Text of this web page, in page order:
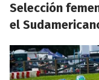
Selección
el